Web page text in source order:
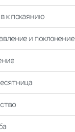
к покаянию
и поклонение